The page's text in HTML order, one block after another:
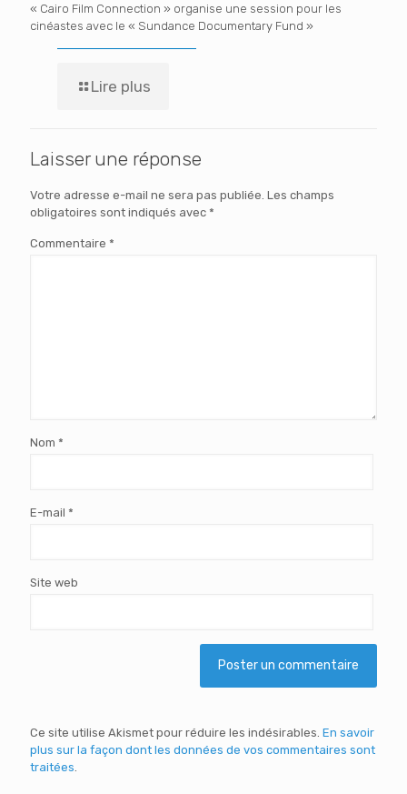
« Cairo Film Connection » organise une session pour les
cinéastes avec le « Sundance Documentary Fund »
Lire plus
Laisser une réponse
Votre adresse e-mail ne sera pas publiée. Les champs
obligatoires sont indiqués avec *
Commentaire *
Nom *
E-mail *
Site web
Ce site utilise Akismet pour réduire les indésirables. En savoir
plus sur la façon dont les données de vos commentaires sont
traitées